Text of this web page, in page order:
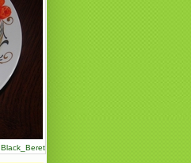
Black_Beret